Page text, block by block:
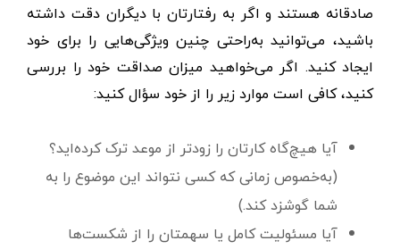
صادقانه هستند و اگر به رفتارتان با دیگران دقت داشته
باشید، می‌توانید به‌راحتی چنین ویژگی‌هایی را برای خود
ایجاد کنید. اگر می‌خواهید میزان صداقت خود را بررسی
کنید، کافی است موارد زیر را از خود سؤال کنید:
آیا هیچ‌گاه کارتان را زودتر از موعد ترک کرده‌اید؟
(به‌خصوص زمانی که کسی نتواند این موضوع را به
شما گوشزد کند.)
آیا مسئولیت کامل یا سهمتان را از شکست‌ها